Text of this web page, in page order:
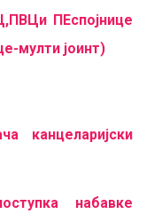
ПЕспојнице
мулти јоинт)
канцеларијски
набавке